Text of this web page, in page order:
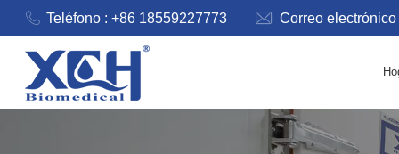
Teléfono : +86 18559227773 Correo